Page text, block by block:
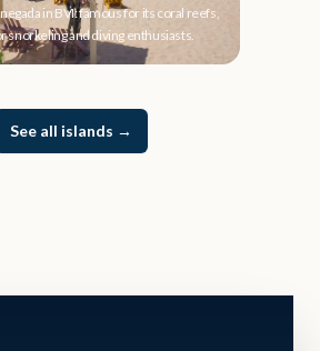
in BVI: famous for its coral reefs,
snorkeling and diving enthusiasts.
See all islands →